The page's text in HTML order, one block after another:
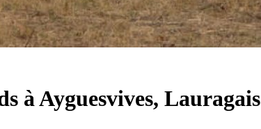
à Ayguesvives, Lauragais